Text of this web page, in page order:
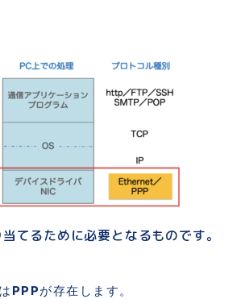
てるために必要となるものです。
PPPが存在します。